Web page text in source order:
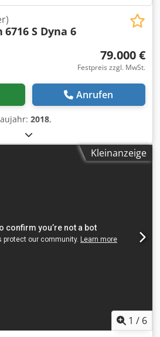
6716 S Dyna 6
79.000 €
Festpreis zzgl. MwSt.
Anrufen
2018,
Kleinanzeige
1 / 6